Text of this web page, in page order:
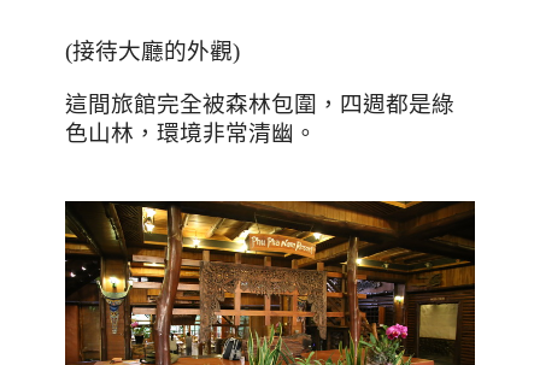
(接待大廳的外觀)
這間旅館完全被森林包圍，四週都是綠
色山林，環境非常清幽。